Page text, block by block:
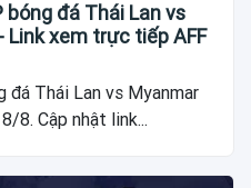
bóng đá Thái Lan vs
Link xem trực tiếp AFF
Thái Lan vs Myanmar
8. Cập nhật link...